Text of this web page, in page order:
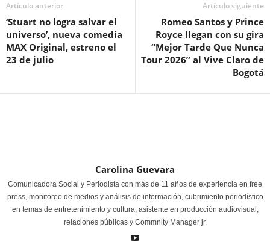
Artículo anterior
‘Stuart no logra salvar el
universo’, nueva comedia
MAX Original, estreno el
23 de julio
Artículo siguiente
Romeo Santos y Prince
Royce llegan con su gira
“Mejor Tarde Que Nunca
Tour 2026” al Vive Claro de
Bogotá
Carolina Guevara
Comunicadora Social y Periodista con más de 11 años de experiencia en free
press, monitoreo de medios y análisis de información, cubrimiento periodístico
en temas de entretenimiento y cultura, asistente en producción audiovisual,
relaciones públicas y Commnity Manager jr.